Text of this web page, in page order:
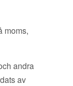
moms,
andra
av